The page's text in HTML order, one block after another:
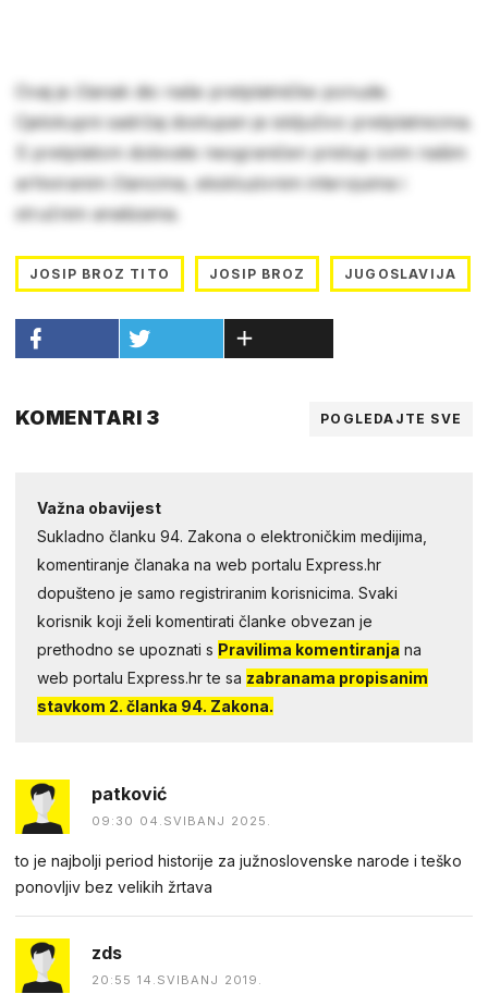
Ovaj je članak dio naše pretplatničke ponude.
Cjelokupni sadržaj dostupan je isključivo pretplatnicima.
S pretplatom dobivate neograničen pristup svim našim
arhiviranim člancima, ekskluzivnim intervjuima i
stručnim analizama.
JOSIP BROZ TITO JOSIP BROZ JUGOSLAVIJA
KOMENTARI 3 POGLEDAJTE SVE
Važna obavijest
Sukladno članku 94. Zakona o elektroničkim medijima,
komentiranje članaka na web portalu Express.hr
dopušteno je samo registriranim korisnicima. Svaki
korisnik koji želi komentirati članke obvezan je
prethodno se upoznati s Pravilima komentiranja na
web portalu Express.hr te sa zabranama propisanim
stavkom 2. članka 94. Zakona.
patković
09:30 04.SVIBANJ 2025.
to je najbolji period historije za južnoslovenske narode i teško
ponovljiv bez velikih žrtava
zds
20:55 14.SVIBANJ 2019.